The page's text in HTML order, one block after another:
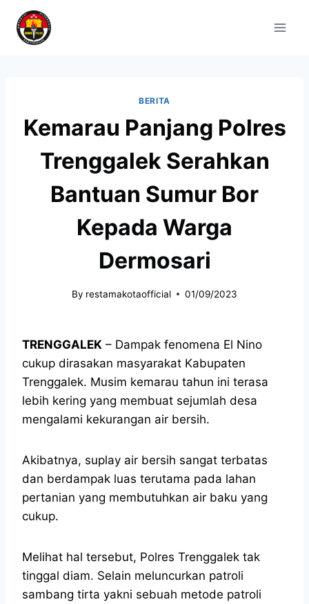
BERITA
Kemarau Panjang Polres
Trenggalek Serahkan
Bantuan Sumur Bor
Kepada Warga
Dermosari
By restamakotaofficial 01/09/2023
TRENGGALEK – Dampak fenomena El Nino
cukup dirasakan masyarakat Kabupaten
Trenggalek. Musim kemarau tahun ini terasa
lebih kering yang membuat sejumlah desa
mengalami kekurangan air bersih.
Akibatnya, suplay air bersih sangat terbatas
dan berdampak luas terutama pada lahan
pertanian yang membutuhkan air baku yang
cukup.
Melihat hal tersebut, Polres Trenggalek tak
tinggal diam. Selain meluncurkan patroli
sambang tirta yakni sebuah metode patroli